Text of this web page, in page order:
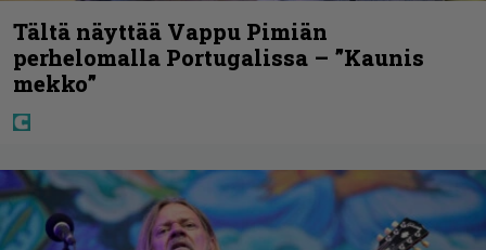
Tältä näyttää Vappu Pimiän
perhelomalla Portugalissa – ”Kaunis
mekko”